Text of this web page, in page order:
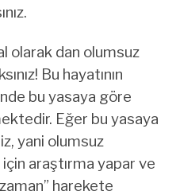
olarak dan olumsuz
Bu hayatının
bu yasaya göre
Eğer bu yasaya
yani olumsuz
araştırma yapar ve
harekete